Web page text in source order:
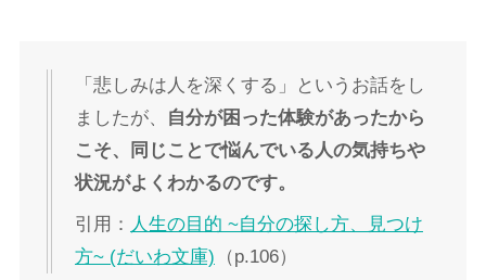
「悲しみは人を深くする」というお話をし
ましたが、
自分が困った体験があったから
こそ、同じことで悩んでいる人の気持ちや
状況がよくわかるのです。
引用： 人生の目的 ~自分の探し方、見つけ
方~ (だいわ文庫)
（p.106）